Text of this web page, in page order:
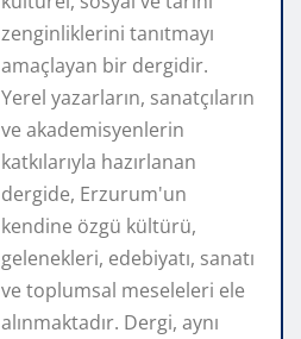
zenginliklerini tanıtmayı
amaçlayan bir dergidir.
Yerel yazarların, sanatçıların
ve akademisyenlerin
katkılarıyla hazırlanan
dergide, Erzurum'un
kendine özgü kültürü,
gelenekleri, edebiyatı, sanatı
ve toplumsal meseleleri ele
alınmaktadır. Dergi, aynı